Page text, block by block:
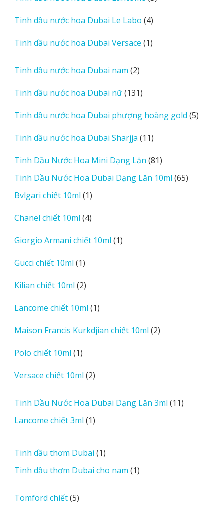
Tinh dầu nước hoa Dubai Le Labo 44
phẩm
Tinh dầu nước hoa Dubai Versace 11
Tinh dầu nước hoa Dubai nam 22
phẩm
Tinh dầu nước hoa Dubai nữ 131131
phẩm
Tinh dầu nước hoa Dubai phượng hoàng gold 55
Tinh dầu nước hoa Dubai Sharjja 1111
phẩm
Tinh Dầu Nước Hoa Mini Dạng Lăn 8181
sản
phẩm
Tinh Dầu Nước Hoa Dubai Dạng Lăn 10ml 6565
Bvlgari chiết 10ml 11
phẩm
Chanel chiết 10ml 44
phẩm
Giorgio Armani chiết 10ml 11
Gucci chiết 10ml 11
phẩm
Kilian chiết 10ml 22
phẩm
Lancome chiết 10ml 11
phẩm
Maison Francis Kurkdjian chiết 10ml 22
Polo chiết 10ml 11
phẩm
Versace chiết 10ml 22
phẩm
Tinh Dầu Nước Hoa Dubai Dạng Lăn 3ml 1111
Lancome chiết 3ml 11
Tinh dầu thơm Dubai 11
Tinh dầu thơm Dubai cho nam 11
Tomford chiết 55